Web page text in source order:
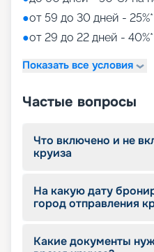
●от 59 до 30 дней - 25%*
●от 29 до 22 дней - 40%*
Показать все условия
Частые вопросы
Что включено и не
круиза
На какую дату
город отправления
Какие документы